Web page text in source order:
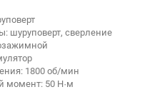
шуруповерт, сверление
1800 об/мин
момент: 50 Н·м